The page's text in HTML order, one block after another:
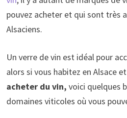
pouvez acheter et qui sont très
Alsaciens.
Un verre de vin est idéal pour
alors si vous habitez en Alsace
acheter du vin, voici quelques
domaines viticoles où vous